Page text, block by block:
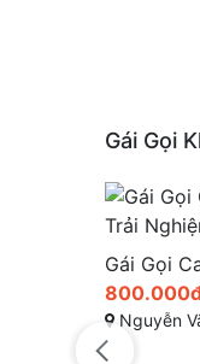
Gái Gọi